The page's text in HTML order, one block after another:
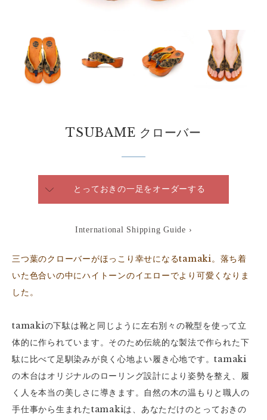
TSUBAME クローバー
とっておきの一足をオーダーする
International Shipping Guide ›
三つ葉のクローバーがほっこり幸せになるtamaki。落ち着
いた色合いの中にハイトーンのイエローでより可愛くなりま
した。
tamakiの下駄は靴と同じように左右別々の靴型を使って立
体的に作られています。そのため伝統的な製法で作られた下
駄に比べて足馴染みが良く心地よい履き心地です。tamaki
の木台はオリジナルのローリング設計により姿勢を整え、履
く人を本当の美しさに導きます。自然の木の温もりと職人の
手仕事から生まれたtamakiは、あなただけのとっておきの